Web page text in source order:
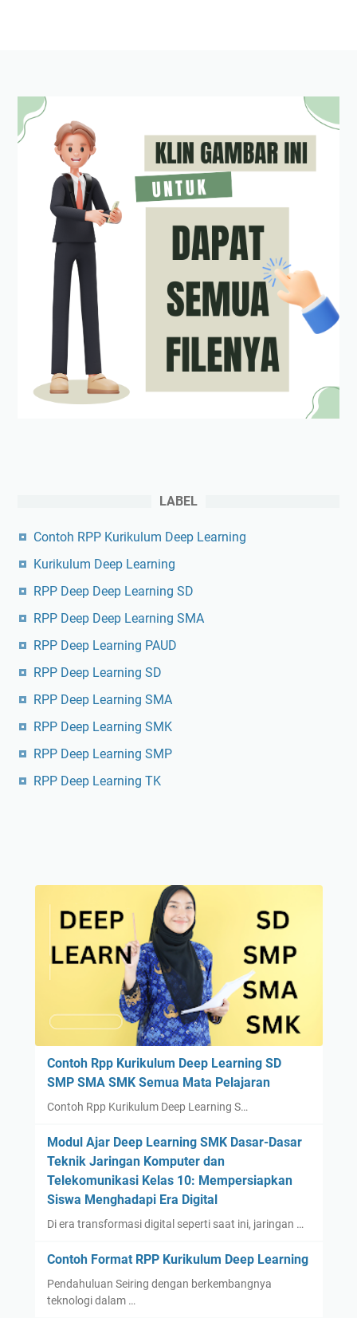
LABEL
Contoh RPP Kurikulum Deep Learning
Kurikulum Deep Learning
RPP Deep Deep Learning SD
RPP Deep Deep Learning SMA
RPP Deep Learning PAUD
RPP Deep Learning SD
RPP Deep Learning SMA
RPP Deep Learning SMK
RPP Deep Learning SMP
RPP Deep Learning TK
Contoh Rpp Kurikulum Deep Learning SD
SMP SMA SMK Semua Mata Pelajaran
Contoh Rpp Kurikulum Deep Learning S…
Modul Ajar Deep Learning SMK Dasar-Dasar
Teknik Jaringan Komputer dan
Telekomunikasi Kelas 10: Mempersiapkan
Siswa Menghadapi Era Digital
Di era transformasi digital seperti saat ini, jaringan …
Contoh Format RPP Kurikulum Deep Learning
Pendahuluan Seiring dengan berkembangnya
teknologi dalam …